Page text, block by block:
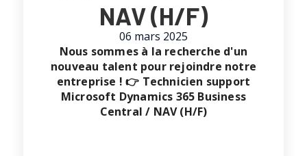
NAV (H/F)
06 mars 2025
Nous sommes à la recherche d'un
nouveau talent pour rejoindre notre
entreprise ! 👉 Technicien support
Microsoft Dynamics 365 Business
Central / NAV (H/F)